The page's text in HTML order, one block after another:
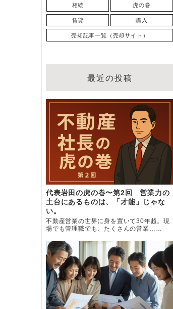
相続 虎の巻
賃貸 購入
売却記事一覧（売却サイト）
最近の投稿
代表岩田の虎の巻〜第2回 営業力の
土台にあるものは、「才能」じゃな
い。
不動産営業の世界に身を置いて30年超。現
場でも管理職でも、たくさんの営業……